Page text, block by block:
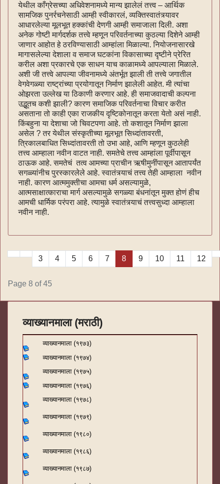
येथील काँग्रेसच्या अधिवेशनामध्ये मान्य झालेलं तत्त्व – आर्थिक
सामजिक पुनर्रचनेसाठी आम्ही स्वीकारलं, व्यक्तिस्वातंत्र्यावर
आधारलेल्या मूलभूत हक्कांची देणगी आम्ही समाजाला दिली. अशा
अनेक गोष्टी मार्गदर्शक तत्त्वे म्हणून परिवर्तनाच्या कुठल्या दिशेने आम्ही
जाणार आहोत हे ठरविण्यासाठी आम्हांला मिळाल्या. नियोजनासारखे
मागासलेल्या देशाला व समाज घटकांना विकासाच्या दृष्टीने प्रेरित
करील अशा प्रकारचे एक साधन याच काळामध्ये आपल्याला मिळाले.
अशी जी तत्त्वे आपल्या जीवनामध्ये अंतर्भूत झाली ती तत्त्वे जगातील
वेगवेगळ्या राष्ट्रांच्या प्रयोगातून निर्माण झालेली आहेत. मी त्यांचा
ओझरता उल्लेख या ठिकाणी करणार आहे. ही समाजवादाची कल्पना
उद्भूतच कशी झाली? कारण समाजिक परिवर्तनाचा विचार करीत
असताना तो काही एका राजकीय दृष्टिकोनातून करता येतो असं नाही.
किंबहुना या देशाचा जो चिवटपणा आहे. तो कशातून निर्माण झाला
असेल ? तर येथील संस्कृतीच्या मूलभूत सिध्दांतावरती,
त्रिकालबाधित सिध्दांतावरती तो उभा आहे, आणि म्हणून कुठलेही
तत्त्व आम्हाला नवीन वाटत नाही. समतेचे तत्त्व आम्हांला पूर्वीपासून
ठाऊक आहे. समतेचं तत्व आमच्या प्राचीन ऋषीमुनींपासून आतापर्यंत
सगळ्यांनीच पुरस्कारलेले आहे. स्वातंत्र्याचं तत्त्व तेही आम्हाला नवीन
नाही. कारण आत्ममुक्तीचा आमचा धर्म असल्यामुळे,
आत्मसाक्षात्काराचा मार्ग असल्यामुळे सगळ्या बंधनांतून मुक्त होणं हीच
आमची धार्मिक परंपरा आहे. त्यामुळे स्वातंत्र्याचं तत्त्वसुध्दा आम्हाला
नवीन नाही.
3 4 5 6 7 8 9 10 11 12
Page 8 of 45
व्याख्यानमाला (मराठी)
व्याख्यानमाला (१९७३)
व्याख्यानमाला (१९७४)
व्याख्यानमाला (१९७५)
व्याख्यानमाला (१९७६)
व्याख्यानमाला (१९७८)
व्याख्यानमाला (१९७९)
व्याख्यानमाला (१९८०)
व्याख्यानमाला (१९८६)
व्याख्यानमाला (१९८७)